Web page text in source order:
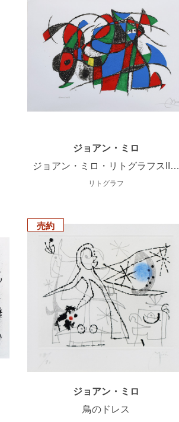
ジョアン・ミロ
ジョアン・ミロ・リトグラフスII…
リトグラフ
売約
ジョアン・ミロ
鳥のドレス